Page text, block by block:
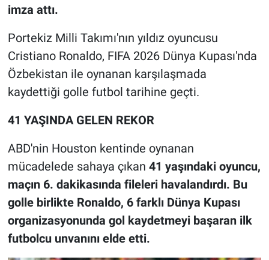
imza attı.
Portekiz Milli Takımı'nın yıldız oyuncusu
Cristiano Ronaldo, FIFA 2026 Dünya Kupası'nda
Özbekistan ile oynanan karşılaşmada
kaydettiği golle futbol tarihine geçti.
41 YAŞINDA GELEN REKOR
ABD'nin Houston kentinde oynanan
mücadelede sahaya çıkan 41 yaşındaki oyuncu,
maçın 6. dakikasında fileleri havalandırdı. Bu
golle birlikte Ronaldo, 6 farklı Dünya Kupası
organizasyonunda gol kaydetmeyi başaran ilk
futbolcu unvanını elde etti.